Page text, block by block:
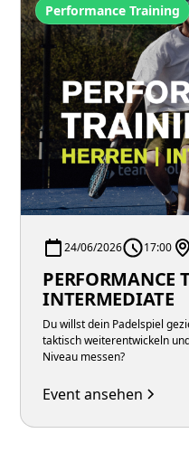
Performance Training
24/06/2026 17:00
PERFORMANCE
INTERMEDIATE
Du willst dein Padelspiel
taktisch weiterentwickeln
Niveau messen?
Event ansehen